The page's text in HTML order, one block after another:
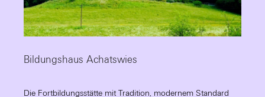
Bildungshaus Achatswies
Die Fortbildungsstätte mit Tradition, modernem Standard